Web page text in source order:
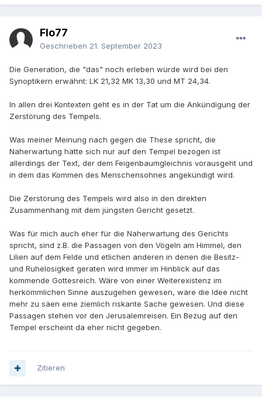
Flo77
Geschrieben 21. September 2023
Die Generation, die "das" noch erleben würde wird bei den
Synoptikern erwähnt: LK 21,32 MK 13,30 und MT 24,34.
In allen drei Kontexten geht es in der Tat um die Ankündigung der
Zerstörung des Tempels.
Was meiner Meinung nach gegen die These spricht, die
Naherwartung hätte sich nur auf den Tempel bezogen ist
allerdings der Text, der dem Feigenbaumgleichnis vorausgeht und
in dem das Kommen des Menschensohnes angekündigt wird.
Die Zerstörung des Tempels wird also in den direkten
Zusammenhang mit dem jüngsten Gericht gesetzt.
Was für mich auch eher für die Naherwartung des Gerichts
spricht, sind z.B. die Passagen von den Vögeln am Himmel, den
Lilien auf dem Felde und etlichen anderen in denen die Besitz-
und Ruhelosigkeit geraten wird immer im Hinblick auf das
kommende Gottesreich. Wäre von einer Weiterexistenz im
herkömmlichen Sinne auszugehen gewesen, wäre die Idee nicht
mehr zu säen eine ziemlich riskante Sache gewesen. Und diese
Passagen stehen vor den Jerusalemreisen. Ein Bezug auf den
Tempel erscheint da eher nicht gegeben.
Zitieren